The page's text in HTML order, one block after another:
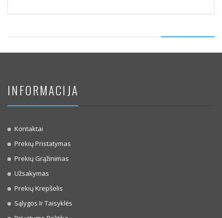
INFORMACIJA
Kontaktai
Prekių Pristatymas
Prekių Grąžinimas
Užsakymas
Prekių Krepšelis
Sąlygos Ir Taisyklės